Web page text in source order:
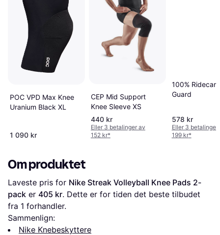
POC VPD Max Knee
Uranium Black XL
1 090 kr
CEP Mid Support
Knee Sleeve XS
440 kr
Eller 3 betalinger av
152 kr*
100%
Guard
578 kr
Eller 3 betalinger
199 kr*
Om produktet
Laveste pris for Nike Streak Volleyball Knee Pads 2-
pack er 405 kr. Dette er for tiden det beste tilbudet
fra 1 forhandler.
Sammenlign:
Nike Knebeskyttere